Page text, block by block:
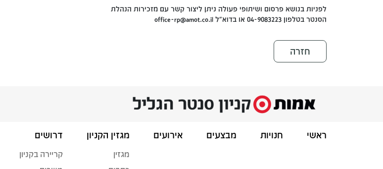
לפניות בנושא פרסום ושיתופי פעולה ניתן ליצור קשר עם מזכירות הנהלת
הסנטר בטלפון 04-9083223 או בדוא"ל office-rp@amot.co.il
חזרה
ראשי חנויות מבצעים אירועים מגזין הקניון
מגזין
דרושים
קריירה בקניון